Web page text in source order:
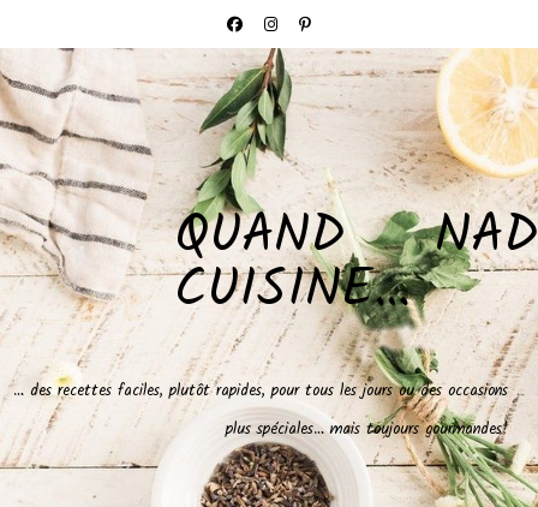
QUAND NAD
CUISINE…
… des recettes faciles, plutôt rapides, pour tous les jours ou des occasions
plus spéciales… mais toujours gourmandes!